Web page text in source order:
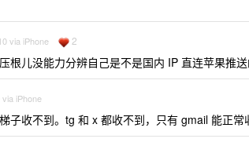
via iPhone 2
根儿没能力分辨自己是不是国内 IP 直连苹果推
iPhone
子收不到。tg 和 x 都收不到，只有 gmail 能正常